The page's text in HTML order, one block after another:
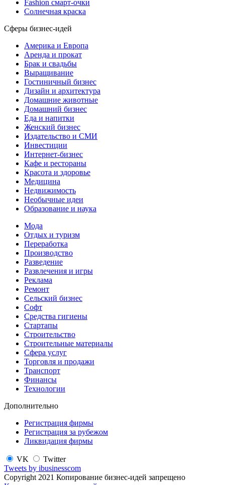
Fashion смарт-очки
Солнечная краска
Сферы бизнес-идей
Америка и Европа
Аренда и прокат
Брак и свадьбы
Выращивание
Гостиничный бизнес
Дизайн и архитектура
Домашние животные
Домашний бизнес
Еда и напитки
Женский бизнес
Издательство и СМИ
Инвестиции
Интернет-бизнес
Кафе и рестораны
Красота и здоровье
Медицина
Недвижимость
Необычные идеи
Образование и наука
Мода
Отдых и туризм
Переработка
Производство
Разведение
Развлечения и игры
Реклама
Ремонт
Сельский бизнес
Софт
Средства гигиены
Стартапы
Строительство
Строительные материалы
Сфера услуг
Торговля и продажи
Транспорт
Финансы
Технологии
Дополнительно
Регистрация фирмы
Регистрация за рубежом
Ликвидация фирмы
VK
Twitter
Tweets by ibusinesscom
Copyright 2021 Копирование бизнес-идей запрещено